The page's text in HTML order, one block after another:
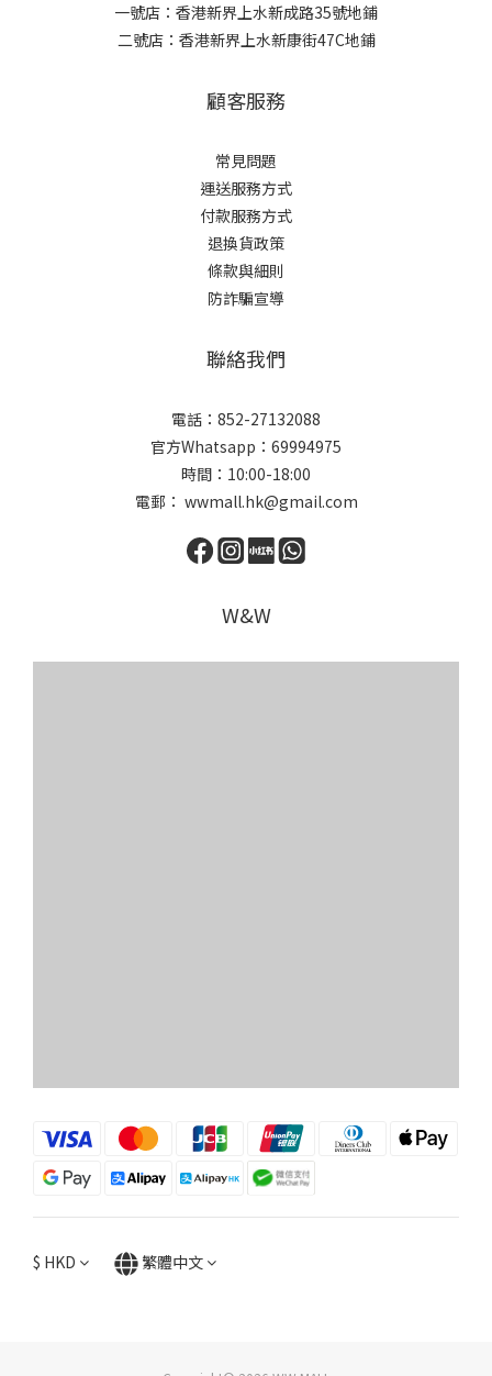
一號店：香港新界上水新成路35號地鋪
二號店：香港新界上水新康街47C地鋪
顧客服務
常見問題
運送服務方式
付款服務方式
退換貨政策
條款與細則
防詐騙宣導
聯絡我們
電話：852-27132088
官方Whatsapp：69994975
時間：10:00-18:00
電郵： wwmall.hk@gmail.com
W&W
$ HKD 繁體中文